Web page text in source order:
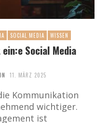
SOCIAL MEDIA WISSEN
Social Media
11. MÄRZ 2025
Kommunikation
wichtiger.
ist